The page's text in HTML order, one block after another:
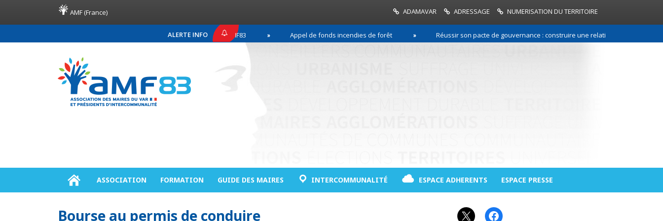
AMF (France) ADAMAVAR ADRESSAGE NUMERISATION DU TERRITOIRE
ALERTE INFO
COMMUNIQUÉ DE PRESSE AMF83 Appel de fonds incendies de forêt Réussir son pacte de gouvernance : construire une relation de confiance entre
ASSOCIATION FORMATION GUIDE DES MAIRES INTERCOMMUNALITÉ ESPACE ADHERENTS ESPACE PRESSE
Bourse au permis de conduire X Facebook